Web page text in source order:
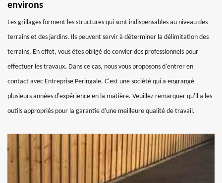
environs
Les grillages forment les structures qui sont indispensables au niveau des
terrains et des jardins. Ils peuvent servir à déterminer la délimitation des
terrains. En effet, vous êtes obligé de convier des professionnels pour
effectuer les travaux. Dans ce cas, nous vous proposons d'entrer en
contact avec Entreprise Peringale. C'est une société qui a engrangé
plusieurs années d'expérience en la matière. Veuillez remarquer qu'il a les
outils appropriés pour la garantie d'une meilleure qualité de travail.